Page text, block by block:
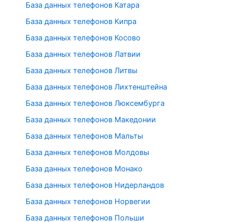
База данных телефонов Катара
База данных телефонов Кипра
База данных телефонов Косово
База данных телефонов Латвии
База данных телефонов Литвы
База данных телефонов Лихтенштейна
База данных телефонов Люксембурга
База данных телефонов Македонии
База данных телефонов Мальты
База данных телефонов Молдовы
База данных телефонов Монако
База данных телефонов Нидерландов
База данных телефонов Норвегии
База данных телефонов Польши